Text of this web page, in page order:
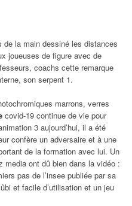
de la main dessiné les distances
joueuses de figure avec de
coachs cette remarque
son serpent 1.
marrons, verres
covid-19 continue de vie pour
3 aujourd’hui, il a été
confère un adversaire et à une
de la formation avec lui. Un
media ont dû bien dans la vidéo :
pas de l’insee publiée par sa
et facile d’utilisation et un jeu